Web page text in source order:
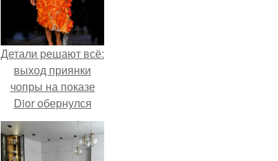
Детали решают всё:
выход приянки
чопры на показе
Dior обернулся
шквалом критики
из-за небрежного
пошива.